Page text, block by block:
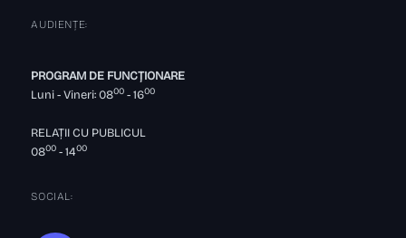
AUDIENȚE:
PROGRAM DE FUNCȚIONARE
Luni - Vineri: 0800 - 1600
RELAȚII CU PUBLICUL
0800 - 1400
SOCIAL: